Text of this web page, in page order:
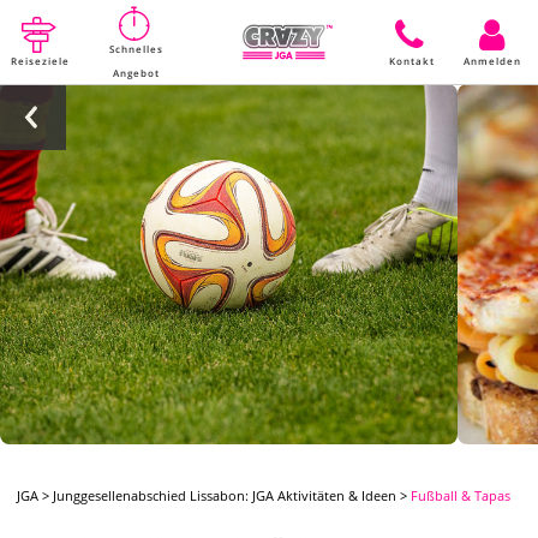
Reiseziele
Schnelles
Angebot
Kontakt Anmelden
JGA > Junggesellenabschied Lissabon: JGA Aktivitäten & Ideen > Fußball & Tapas